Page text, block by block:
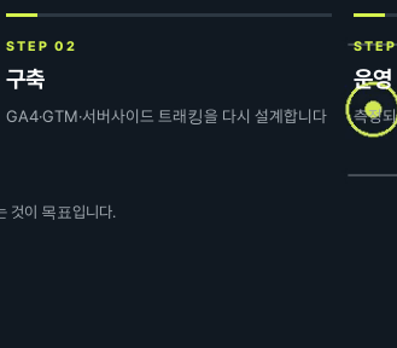
STEP 02
구축
GA4·GTM·서버사이드 트래킹을 다시 설계합니다
운영
측정
것이 목표입니다.